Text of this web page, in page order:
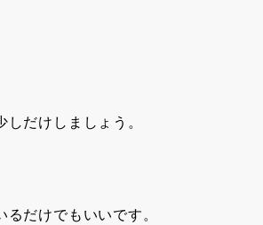
だけしましょう。
だけでもいいです。